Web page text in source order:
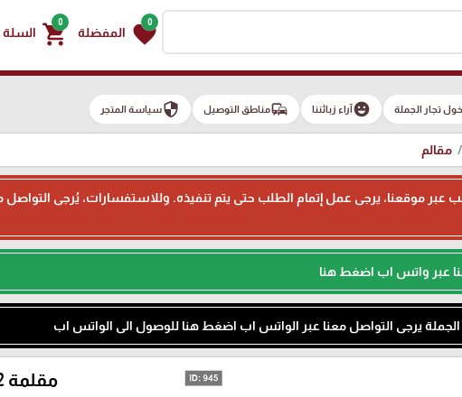
0
favorite المفضلة
0
shopping_cart السلة
تجار الجملة emoji_emotionsآراء زبائننا commuteمناطق التوصيل securityسياسة المتجر
مقالم
طلب عبر موقعنا، يرجى عمل إتمام الطلب حتى يتم تنفيذه. وللاستفسارات، يُرجى
عبر واتس اب اضغط هنا
الجملة يرجى التواصل معنا عبر الواتس اب اضغط هنا للوصول الى الواتس اب
مقلمة 2 سحاب كابتن امريكا